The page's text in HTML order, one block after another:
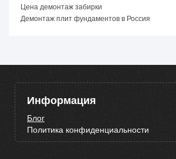
Цена демонтаж забирки
Демонтаж плит фундаментов в Россия
Информация
Блог
Политика конфиденциальности